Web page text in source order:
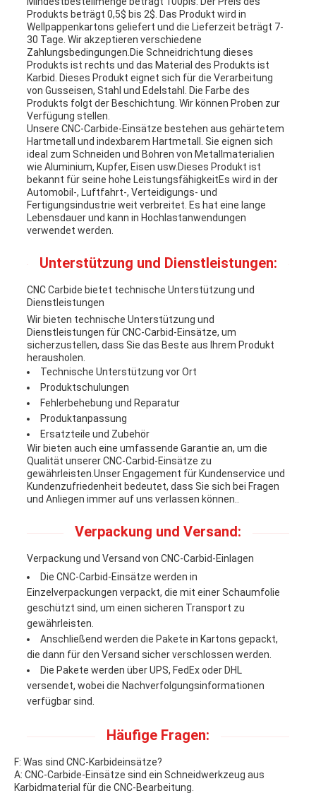
Produkts beträgt 0,5$ bis 2$. Das Produkt wird in
Wellpappenkartons geliefert und die Lieferzeit beträgt 7-
30 Tage. Wir akzeptieren verschiedene
Zahlungsbedingungen.Die Schneidrichtung dieses
Produkts ist rechts und das Material des Produkts ist
Karbid. Dieses Produkt eignet sich für die Verarbeitung
von Gusseisen, Stahl und Edelstahl. Die Farbe des
Produkts folgt der Beschichtung. Wir können Proben zur
Verfügung stellen.
Unsere CNC-Carbide-Einsätze bestehen aus gehärtetem
Hartmetall und indexbarem Hartmetall. Sie eignen sich
ideal zum Schneiden und Bohren von Metallmaterialien
wie Aluminium, Kupfer, Eisen usw.Dieses Produkt ist
bekannt für seine hohe LeistungsfähigkeitEs wird in der
Automobil-, Luftfahrt-, Verteidigungs- und
Fertigungsindustrie weit verbreitet. Es hat eine lange
Lebensdauer und kann in Hochlastanwendungen
verwendet werden.
Unterstützung und Dienstleistungen:
CNC Carbide bietet technische Unterstützung und
Dienstleistungen
Wir bieten technische Unterstützung und
Dienstleistungen für CNC-Carbid-Einsätze, um
sicherzustellen, dass Sie das Beste aus Ihrem Produkt
herausholen.
Technische Unterstützung vor Ort
Produktschulungen
Fehlerbehebung und Reparatur
Produktanpassung
Ersatzteile und Zubehör
Wir bieten auch eine umfassende Garantie an, um die
Qualität unserer CNC-Carbid-Einsätze zu
gewährleisten.Unser Engagement für Kundenservice und
Kundenzufriedenheit bedeutet, dass Sie sich bei Fragen
und Anliegen immer auf uns verlassen können..
Verpackung und Versand:
Verpackung und Versand von CNC-Carbid-Einlagen
Die CNC-Carbid-Einsätze werden in
Einzelverpackungen verpackt, die mit einer Schaumfolie
geschützt sind, um einen sicheren Transport zu
gewährleisten.
Anschließend werden die Pakete in Kartons gepackt,
die dann für den Versand sicher verschlossen werden.
Die Pakete werden über UPS, FedEx oder DHL
versendet, wobei die Nachverfolgungsinformationen
verfügbar sind.
Häufige Fragen:
F: Was sind CNC-Karbideinsätze?
A: CNC-Carbide-Einsätze sind ein Schneidwerkzeug aus
Karbidmaterial für die CNC-Bearbeitung.